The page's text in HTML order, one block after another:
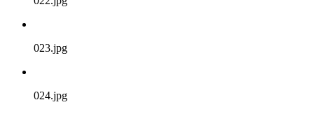
023.jpg
024.jpg